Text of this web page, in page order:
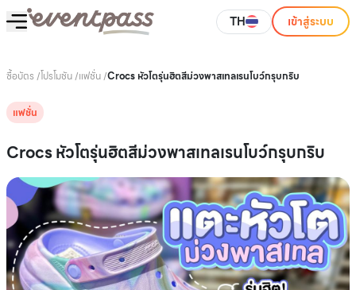
TH เข้าสู่ระบบ
ซื้อบัตร /โปรโมชัน/แฟชั่น/Crocs หัวโตรุ่นฮิตสีม่วงพาสเทลเรนโบว์กรุบกริบ
แฟชั่น
Crocs หัวโตรุ่นฮิตสีม่วงพาสเทลเรนโบว์กรุบกริบ